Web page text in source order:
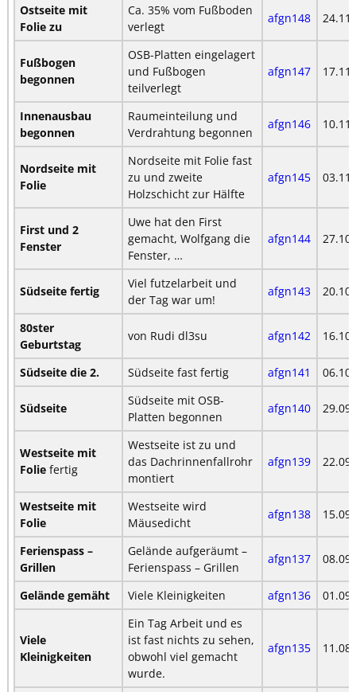
Ostseite mit
Folie zu
Ca. 35% vom Fußboden
verlegt
afgn148
Fußbogen
begonnen
OSB-Platten eingelagert
und Fußbogen
teilverlegt
afgn147
Innenausbau
begonnen
Raumeinteilung und
Verdrahtung begonnen
afgn146
Nordseite mit
Folie
Nordseite mit Folie fast
zu und zweite
Holzschicht zur Hälfte
afgn145
First und 2
Fenster
Uwe hat den First
gemacht, Wolfgang die
Fenster, …
afgn144
Südseite fertig
Viel futzelarbeit und
der Tag war um!
afgn143
80ster
Geburtstag
von Rudi dl3su afgn142
Südseite die 2. Südseite fast fertig afgn141
Südseite
Südseite mit OSB-
Platten begonnen
afgn140
Westseite mit
Foliefertig
Westseite ist zu und
das Dachrinnenfallrohr
montiert
afgn139
Westseite mit
Folie
Westseite wird
Mäusedicht
afgn138
Ferienspass –
Grillen
Gelände aufgeräumt –
Ferienspass – Grillen
afgn137
Gelände gemäht Viele Kleinigkeiten afgn136
Viele
Kleinigkeiten
Ein Tag Arbeit und es
ist fast nichts zu sehen,
obwohl viel gemacht
wurde.
afgn135